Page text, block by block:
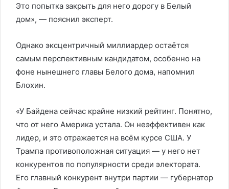
Это попытка закрыть для него дорогу в Белый
дом», — пояснил эксперт.
Однако эксцентричный миллиардер остаётся
самым перспективным кандидатом, особенно на
фоне нынешнего главы Белого дома, напомнил
Блохин.
«У Байдена сейчас крайне низкий рейтинг. Понятно,
что от него Америка устала. Он неэффективен как
лидер, и это отражается на всём курсе США. У
Трампа противоположная ситуация — у него нет
конкурентов по популярности среди электората.
Его главный конкурент внутри партии — губернатор